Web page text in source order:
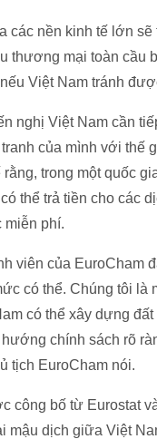
các nền kinh tế lớn
thương mại toàn
Việt Nam tránh
nghị Việt Nam cần
của mình với thế
rằng, trong một quốc
thể trả tiền cho các
miễn phí.
viên của EuroCham
có thể. Chúng tôi
có thể xây dựng
chính sách rõ
tịch EuroCham nói.
công bố từ Eurostat
mậu dịch giữa Việt